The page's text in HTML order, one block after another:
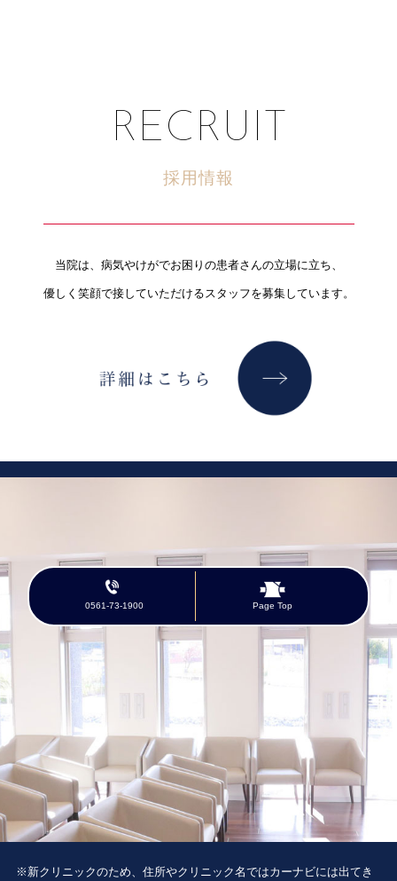
RECRUIT
採用情報
当院は、病気やけがでお困りの患者さんの立場に立ち、
優しく笑顔で接していただけるスタッフを募集しています。
※新クリニックのため、住所やクリニック名ではカーナビには出てき
0561-73-1900 Page Top